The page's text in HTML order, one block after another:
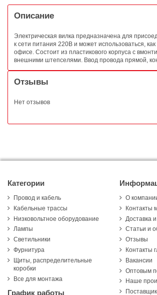
Описание
Электрическая вилка предназначена для
к сети питания 220В и может использоваться, как
офисе. Состоит из пластикового корпуса с
внешними штепселями. Ввод провода прямой,
Отзывы
Нет отзывов
Категории
Провод и кабель
Кабельные трассы
Низковольтное оборудование
Лампы
Светильники
Фурнитура
Щиты, распределительные
коробки
Все для монтажа
График работы
О
Контакты
Доставка
Статьи и
Отзывы
Контакты
Вакансии
Оптовым
Наше